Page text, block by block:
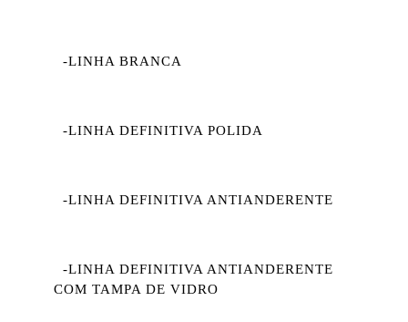
-LINHA BRANCA
-LINHA DEFINITIVA POLIDA
-LINHA DEFINITIVA ANTIANDERENTE
-LINHA DEFINITIVA ANTIANDERENTE
COM TAMPA DE VIDRO